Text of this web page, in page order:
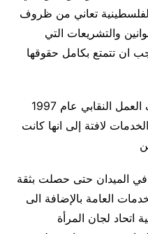
الفلسطينية تعاني من ظروف
والتشريعات التي
ان تتمتع بكامل حقوقها
وأوضحت انها التحقت في صفوف العمل النقابي عام 1997
لافتة إلى انها كانت
الميدان حتى حصلت بثقة
العامة بالإضافة الى
لجان المرأة